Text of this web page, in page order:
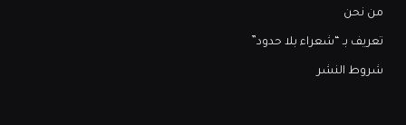
من نحن
تعريف بـ “شعراء بلا حدود”
شروط النشر